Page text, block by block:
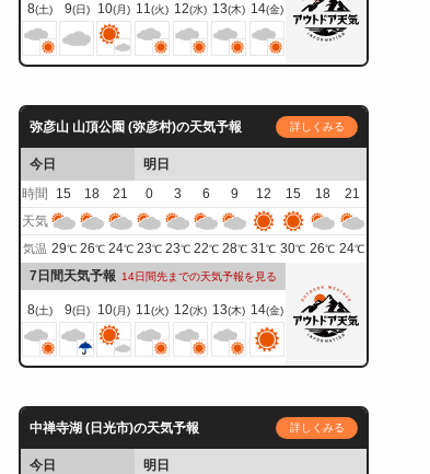
8(土) 9(日) 10(月) 11(火) 12(水) 13(木) 14(金)
弥彦山 山頂公園 (弥彦村)の天気予報 詳しくみる
今日
明日
時間
15 18 21 0 3 6 9 12 15 18
21
天気
気温 29℃ 26℃ 24℃ 23℃ 23℃ 22℃ 28℃ 31℃ 30℃ 26℃ 24℃
7日間天気予報 14日間先までの天気予報を見る
8(土) 9(日) 10(月) 11(火) 12(水) 13(木) 14(金)
中禅寺湖 (日光市)の天気予報 詳しくみる
今日
明日